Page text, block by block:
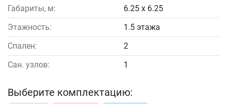
Габариты, м:
6.25 x 6.25
Этажность:
1.5 этажа
Спален:
2
Сан. узлов:
1
Выберите комплектацию: